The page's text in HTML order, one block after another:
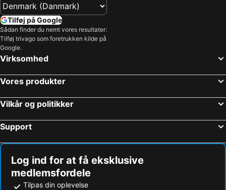
Tilføj på Google
Sådan finder du nemt vores resultater:
Tilføj trivago som foretrukken kilde på
Google.
Virksomhed
Vores produkter
Vilkår og politikker
Support
Log ind for at få eksklusive
medlemsfordele
Tilpas din oplevelse